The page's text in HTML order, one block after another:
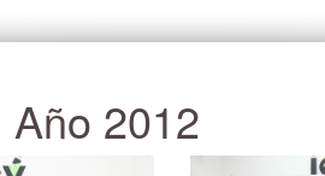
Año 2012